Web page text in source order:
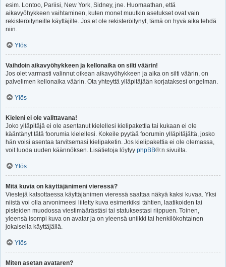
esim. Lontoo, Pariisi, New York, Sidney, jne. Huomaathan, että
aikavyöhykkeen vaihtaminen, kuten monet muutkin asetukset ovat vain
rekisteröityneille käyttäjille. Jos et ole rekisteröitynyt, tämä on hyvä aika tehdä
niin.
Ylös
Vaihdoin aikavyöhykkeen ja kellonaika on silti väärin!
Jos olet varmasti valinnut oikean aikavyöhykkeen ja aika on silti väärin, on
palvelimen kellonaika väärin. Ota yhteyttä ylläpitäjään korjataksesi ongelman.
Ylös
Kieleni ei ole valittavana!
Joko ylläpitäjä ei ole asentanut kielellesi kielipakettia tai kukaan ei ole
kääntänyt tätä foorumia kielellesi. Kokeile pyytää foorumin ylläpitäjältä, josko
hän voisi asentaa tarvitsemasi kielipaketin. Jos kielipakettia ei ole olemassa,
voit luoda uuden käännöksen. Lisätietoja löytyy phpBB®:n sivuilta.
Ylös
Mitä kuvia on käyttäjänimeni vieressä?
Viestejä katsottaessa käyttäjänimen vieressä saattaa näkyä kaksi kuvaa. Yksi
niistä voi olla arvonimeesi liitetty kuva esimerkiksi tähtien, laatikoiden tai
pisteiden muodossa viestimäärästäsi tai statuksestasi riippuen. Toinen,
yleensä isompi kuva on avatar ja on yleensä uniikki tai henkilökohtainen
jokaisella käyttäjällä.
Ylös
Miten asetan avataren?